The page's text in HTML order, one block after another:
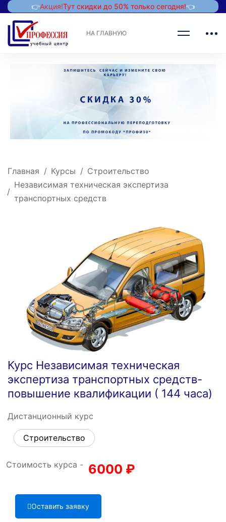
👉Акция!Тут скидки до 50% только сегодня!👈
НА ГЛАВНУЮ
Главная Курсы
Строительство
Независимая техническая экспертиза
транспортных средств
Курс Независимая техническая
экспертиза транспортных средств-
повышение квалификации ( 144 часа)
Дистанционный курс
Строительство
Стоимость курса - 6000 ₽
Оставить заявку